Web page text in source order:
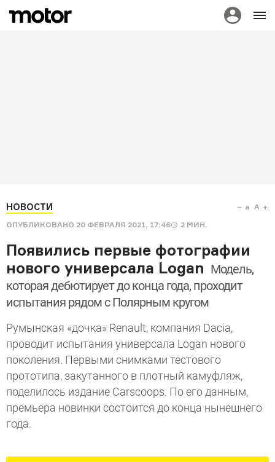
НОВОСТИ
ОПУБЛИКОВАНО 20 ФЕВРАЛЯ 2021, 17:46 2 МИН.
a A
Появились первые фотографии
нового универсала Logan Модель,
которая дебютирует до конца года, проходит
испытания рядом с Полярным кругом
Румынская «дочка» Renault, компания Dacia,
проводит испытания универсала Logan нового
поколения. Первыми снимками тестового
прототипа, закутанного в плотный камуфляж,
поделилось издание Carscoops. По его данным,
премьера новинки состоится до конца нынешнего
года.